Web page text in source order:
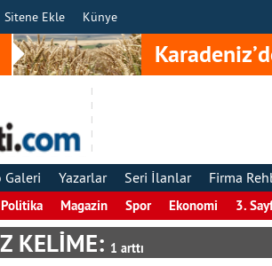
Sitene Ekle Künye
Galeri Yazarlar Seri İlanlar Firma
Politika Magazin Spor Ekonomi 3.
KELİME: 1 arttı